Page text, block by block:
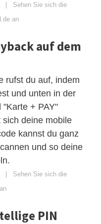
| Sehen Sie sich die
an
auf dem
rufst du auf, indem
und unten in der
"Karte + PAY"
sich deine mobile
kannst du ganz
und so deine
| Sehen Sie sich die
PIN